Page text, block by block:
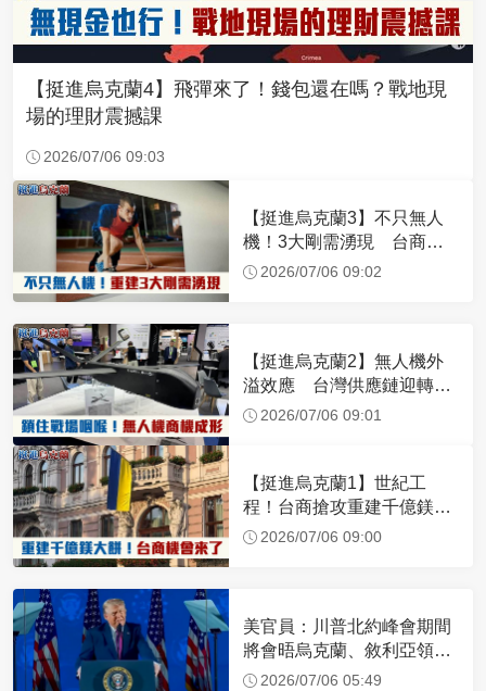
【挺進烏克蘭4】飛彈來了！錢包還在嗎？戰地現
場的理財震撼課
2026/07/06 09:03
【挺進烏克蘭3】不只無人
機！3大剛需湧現 台商深
化布局插旗東歐
2026/07/06 09:02
【挺進烏克蘭2】無人機外
溢效應 台灣供應鏈迎轉單
潮 2026/07/06 09:01
【挺進烏克蘭1】世紀工
程！台商搶攻重建千億鎂大
餅 2026/07/06 09:00
美官員：川普北約峰會期間
將會晤烏克蘭、敘利亞領導
人2026/07/06 05:49